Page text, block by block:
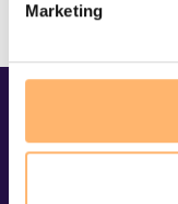
Marketing